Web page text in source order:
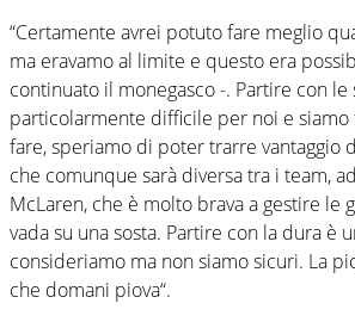
“Certamente avrei potuto fare meglio
ma eravamo al limite e questo era
continuato il monegasco -. Partire con
particolarmente difficile per noi e
fare, speriamo di poter trarre vantaggio
che comunque sarà diversa tra i team,
McLaren, che è molto brava a gestire le
vada su una sosta. Partire con la dura è
consideriamo ma non siamo sicuri. La
che domani piova“.